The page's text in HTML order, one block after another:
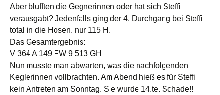
Aber blufften die Gegnerinnen oder hat sich Steffi
verausgabt? Jedenfalls ging der 4. Durchgang bei Steffi
total in die Hosen. nur 115 H.
Das Gesamtergebnis:
V 364 A 149 FW 9 513 GH
Nun musste man abwarten, was die nachfolgenden
Keglerinnen vollbrachten. Am Abend hieß es für Steffi
kein Antreten am Sonntag. Sie wurde 14.te. Schade!!